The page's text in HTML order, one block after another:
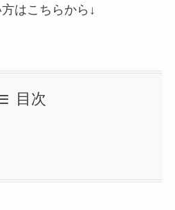
はこちらから↓
目次